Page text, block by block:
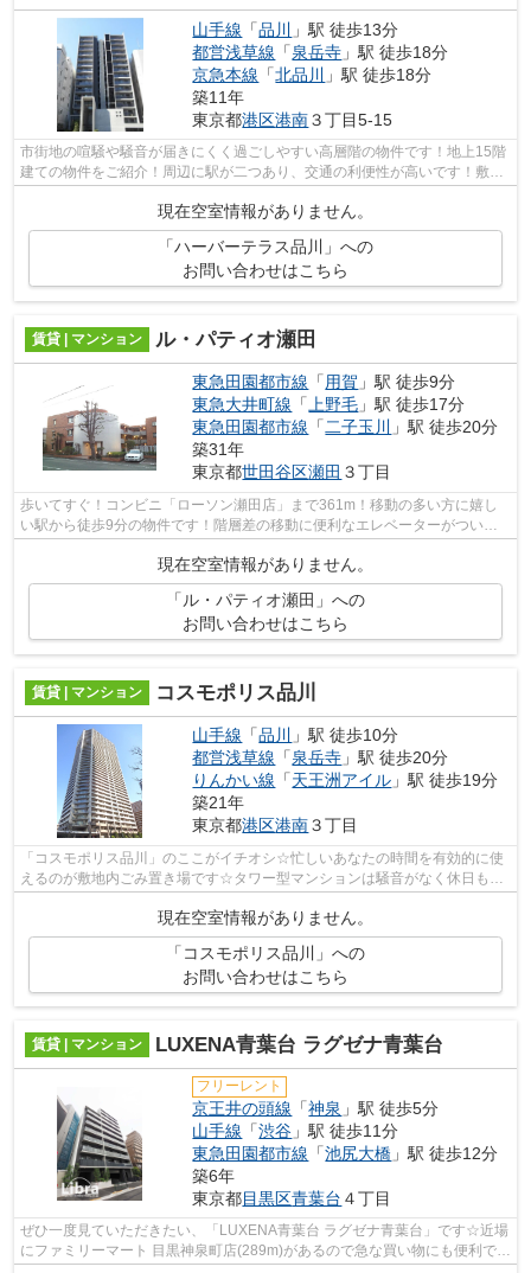
山手線 「品川 」駅 徒歩13分
都営浅草線 「泉岳寺 」駅 徒歩18分
京急本線 「北品川 」駅 徒歩18分
築11年
東京都港区港南３丁目5-15
市街地の喧騒や騒音が届きにくく過ごしやすい高層階の物件です！地上15階
建ての物件をご紹介！周辺に駅が二つあり、交通の利便性が高いです！敷地
現在空室情報がありません。
「ハーバーテラス品川」への
お問い合わせはこちら
賃貸 | マンション ル・パティオ瀬田
東急田園都市線 「用賀 」駅 徒歩9分
東急大井町線 「上野毛 」駅 徒歩17分
東急田園都市線 「二子玉川
」駅 徒歩20分
築31年
東京都世田谷区瀬田 ３丁目
歩いてすぐ！コンビニ「ローソン瀬田店」まで361m！移動の多い方に嬉し
い駅から徒歩9分の物件です！階層差の移動に便利なエレベーターがついて
います！プライバシーをしっかり守れる、...
現在空室情報がありません。
「ル・パティオ瀬田」への
お問い合わせはこちら
賃貸 | マンション コスモポリス品川
山手線 「品川
」駅 徒歩10分
都営浅草線 「泉岳寺 」駅 徒歩20分
りんかい線 「天王洲アイル 」駅 徒歩19分
築21年
東京都港区港南３丁目
「コスモポリス品川」のここがイチオシ☆忙しいあなたの時間を有効的に使
えるのが敷地内ごみ置き場です☆タワー型マンションは騒音がなく休日も落
ち着いて家で過ごせます☆外装にこだわっ...
現在空室情報がありません。
「コスモポリス品川」への
お問い合わせはこちら
賃貸 | マンション LUXENA青葉台 ラグゼナ青葉台
フリーレント
京王井の頭線 「神泉 」駅 徒歩5分
山手線 「渋谷 」駅 徒歩11分
東急田園都市線 「池尻大橋 」駅 徒歩12分
築6年
東京都目黒区青葉台 ４丁目
ぜひ一度見ていただきたい、「LUXENA青葉台 ラグゼナ青葉台」です☆近場
にファミリーマート 目黒神泉町店(289m)があるので急な買い物にも便利です